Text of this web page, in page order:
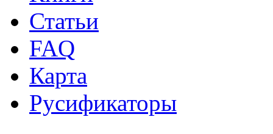
Статьи
FAQ
Карта
Русификаторы